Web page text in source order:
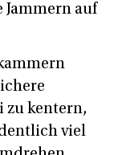
auf
zu kentern,
viel